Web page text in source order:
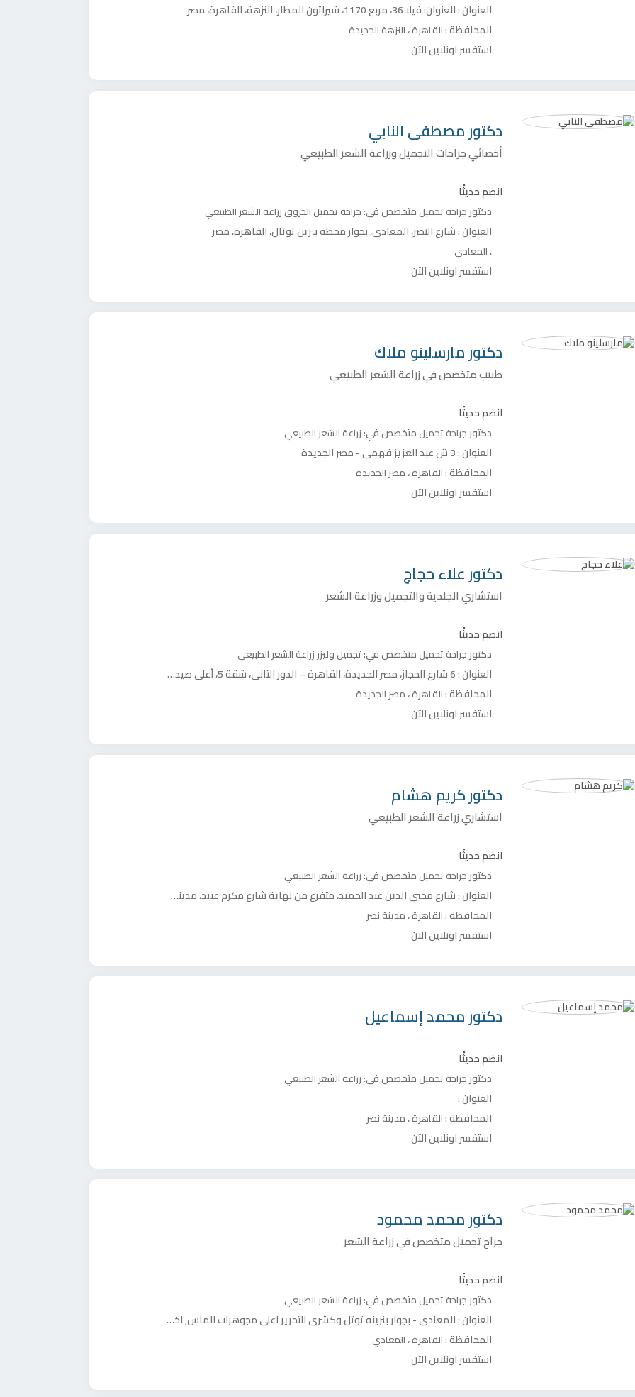
العنوان :العنوان: فيلا 36، مربع 1170، شيراتون المطار، النزهة، القاهرة، مصر
المحافظة :القاهرة،النزهة الجديدة
استفسر اونلاين الآن
دكتورمصطفى النابي
أخصائي جراحات التجميل وزراعة الشعر الطبيعي
انضم حديثًا
دكتور جراحة تجميل متخصص في:جراحة تجميل الحروق زراعة الشعر الطبيعي
العنوان :شارع النصر، المعادي، بجوار محطة بنزين توتال، القاهرة، مصر
،المعادي
استفسر اونلاين الآن
دكتورمارسلينو ملاك
طبيب متخصص في زراعة الشعر الطبيعي
انضم حديثًا
دكتور جراحة تجميل متخصص في:زراعة الشعر الطبيعي
العنوان :3 ش عبد العزيز فهمي - مصر الجديدة
المحافظة :القاهرة،مصر الجديدة
استفسر اونلاين الآن
دكتورعلاء حجاج
استشاري الجلدية والتجميل وزراعة الشعر
انضم حديثًا
دكتور جراحة تجميل متخصص في:تجميل وليزر زراعة الشعر الطبيعي
العنوان :6 شارع الحجاز، مصر الجديدة، القاهرة – الدور الثاني، شقة 5، أعلى صيدلية د. رياض
المحافظة :القاهرة،مصر الجديدة
استفسر اونلاين الآن
دكتوركريم هشام
استشاري زراعة الشعر الطبيعي
انضم حديثًا
دكتور جراحة تجميل متخصص في:زراعة الشعر الطبيعي
العنوان :شارع محيي الدين عبد الحميد، متفرع من نهاية شارع مكرم عبيد، مدينة نصر
المحافظة :القاهرة،مدينة نصر
استفسر اونلاين الآن
دكتورمحمد إسماعيل
انضم حديثًا
دكتور جراحة تجميل متخصص في:زراعة الشعر الطبيعي
العنوان :
المحافظة :القاهرة،مدينة نصر
استفسر اونلاين الآن
دكتورمحمد محمود
جراح تجميل متخصص في زراعة الشعر
انضم حديثًا
دكتور جراحة تجميل متخصص في:زراعة الشعر الطبيعي
العنوان :المعادي - بجوار بنزينه توتل وكشري التحرير اعلي مجوهرات الماس, اخر, شارع النصر - القاهرة
المحافظة :القاهرة،المعادي
استفسر اونلاين الآن